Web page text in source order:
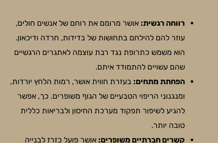
רווחה רגשית: אושר מרומם את רוחם של אנשים חולים,
עוזר להם להילחם בתחושות של בדידות, חרדה ודיכאון.
הוא משמש כתרופת נגד רבת עוצמה לאתגרים הרגשיים
שהם עשויים להתמודד איתם.
הפחתת מתחים: בעזרת חווית אושר, רמות הלחץ יורדות,
ומנגנוני הריפוי הטבעיים של הגוף משופרים. כך, אפשר
להגיע לשיפור תפקוד מערכת החיסון ולבריאות כללית
טובה יותר.
קשרים חברתיים משופרים: אושר פועל כזרז לבנייה